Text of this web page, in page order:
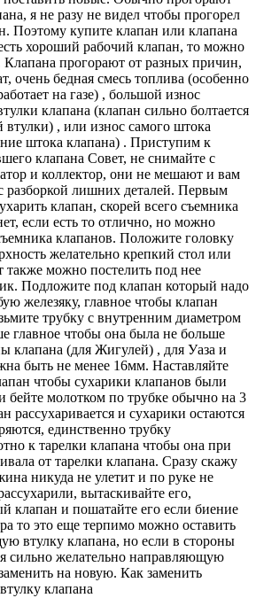
я не разу не видел чтобы прогорел
Поэтому купите клапан или клапана
хороший рабочий клапан, то можно
Клапана прогорают от разных причин,
очень бедная смесь топлива (особенно
на газе) , большой износ
клапана (клапан сильно болтается
, или износ самого штока
штока клапана) . Приступим к
клапана Совет, не снимайте с
и коллектор, они не мешают и вам
разборкой лишних деталей. Первым
клапан, скорей всего съемника
если есть то отлично, но можно
клапанов. Положите головку
желательно крепкий стол или
можно постелить под нее
Подложите под клапан который надо
железяку, главное чтобы клапан
трубку с внутренним диаметром
главное чтобы она была не больше
клапана (для Жигулей) , для Уаза и
быть не менее 16мм. Наставляйте
чтобы сухарики клапанов были
бейте молотком по трубке обычно на 3
рассухаривается и сухарики остаются
единственно трубку
к тарелки клапана чтобы она при
от тарелки клапана. Сразу скажу
никуда не улетит и по руке не
вытаскивайте его,
клапан и пошатайте его если биение
то это еще терпимо можно оставить
втулку клапана, но если в стороны
сильно желательно направляющую
на новую. Как заменить
клапана